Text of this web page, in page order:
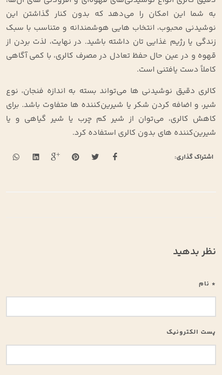
به شما این امکان را می‌دهد که بدون کنار گذاشتن این
نوشیدنی محبوب، انتخاب‌ هایی هوشمندانه و متناسب با سبک
زندگی یا رژیم غذایی‌ تان داشته باشید. در نهایت، لذت بردن از
قهوه و در عین حال حفظ تعادل در مصرف کالری، با کمی آگاهی
کاملاً دست‌ یافتنی است.
کالری دقیق نوشیدنی‌ ها می‌تواند بسته به اندازه فنجان، نوع
شیر، و اضافه کردن شکر یا شیرین‌کننده‌ ها متفاوت باشد. برای
کاهش کالری، می‌توان از شیر کم‌ چرب یا شیر گیاهی و یا
شیرین‌کننده‌ های بدون کالری استفاده کرد.
اشتراک گذاری:
نظر بدهید
* نام
پست الکترونیک